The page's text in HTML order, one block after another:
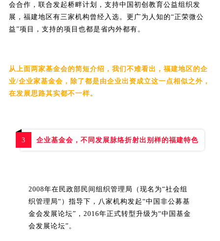
会合作，联合发起桥畔计划，支持中国初创教育公益组织发
展，福建地区有三家机构曾经入选。 更广为人知的“正荣微公
益”项目，支持的项目也都是省内外都有。
从上面两家基金会的简短介绍，我们不难看出，福建地区的企
业/企业家基金会，除了都是由企业出资成立这一点相似之外，
在发展思路其实都不一样。
3 企业基金会，不同发展脉络折射出别样的福建特色
2008年在民政部民间组织管理局（现名为“社会组
织管理局“）指导下，八家机构发起“中国非公募基
金会发展论坛”，2016年正式转型升级为“中国基金
会发展论坛”。